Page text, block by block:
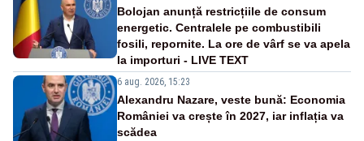
Bolojan anunță restricțiile de consum
energetic. Centralele pe combustibili
fosili, repornite. La ore de vârf se va apela
la importuri - LIVE TEXT
6 aug. 2026, 15:23
Alexandru Nazare, veste bună: Economia
României va crește în 2027, iar inflația va
scădea